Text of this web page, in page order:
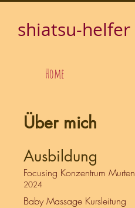
shiatsu-helfer
Home
Über mich
Ausbildung
Focusing Konzentrum Murten
2024
BabyMassage Kursleitung